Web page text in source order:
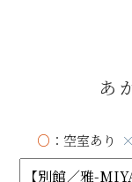
あ
○ ：空室あり ×